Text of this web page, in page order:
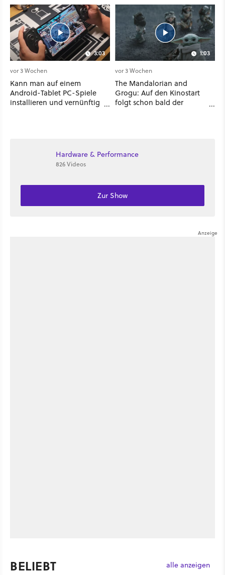
3:03
vor 3 Wochen
Kann man auf einem
Android-Tablet PC-Spiele
installieren und vernünftig
1:03
vor 3 Wochen
The Mandalorian and
Grogu: Auf den Kinostart
folgt schon bald der
Hardware & Performance
826 Videos
Zur Show
BELIEBT alle anzeigen